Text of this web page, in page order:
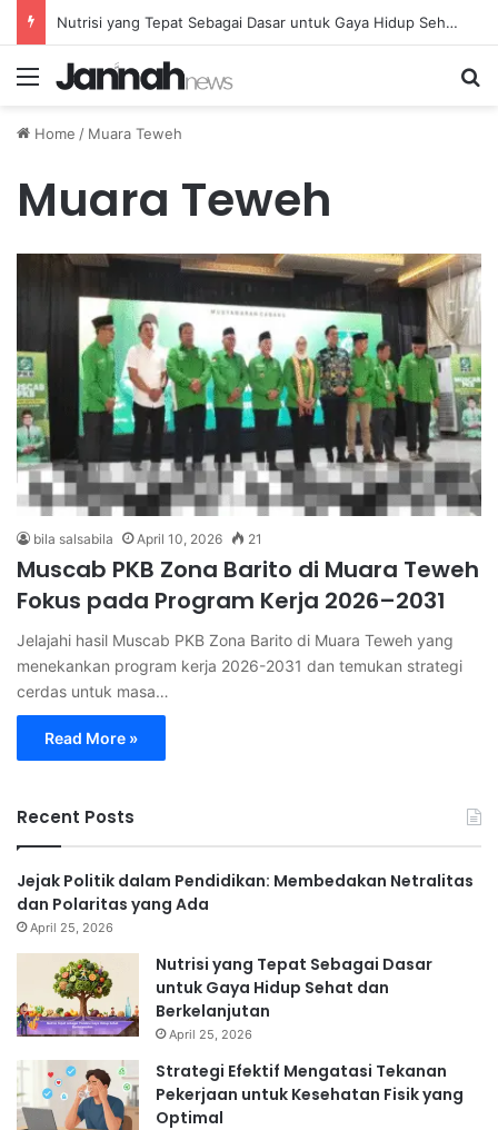
Nutrisi yang Tepat Sebagai Dasar untuk Gaya Hidup Sehat dan Berkelanjutan
Menu
Home / Muara Teweh
Muara Teweh
bila salsabila April 10, 2026 21
Muscab PKB Zona Barito di Muara Teweh
Fokus pada Program Kerja 2026–2031
Jelajahi hasil Muscab PKB Zona Barito di Muara Teweh yang
menekankan program kerja 2026-2031 dan temukan strategi
cerdas untuk masa…
Read More »
Recent Posts
Jejak Politik dalam Pendidikan: Membedakan Netralitas
dan Polaritas yang Ada
April 25, 2026
Nutrisi yang Tepat Sebagai Dasar
untuk Gaya Hidup Sehat dan
Berkelanjutan
April 25, 2026
Strategi Efektif Mengatasi Tekanan
Pekerjaan untuk Kesehatan Fisik yang
Optimal